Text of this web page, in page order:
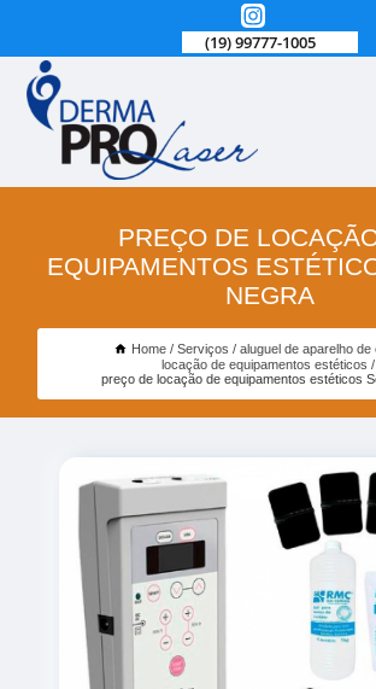
(19) 99777-1005
PREÇO DE
EQUIPAMENTOS
NEGRA
Home Serviços
aluguel de aparelho de
locação de equipamentos estéticos
preço de locação de equipamentos estéticos